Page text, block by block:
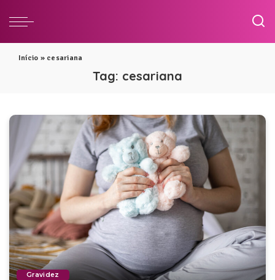
Início » cesariana
Tag: cesariana
Gravidez